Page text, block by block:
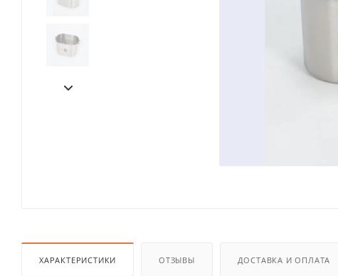
ХАРАКТЕРИСТИКИ ОТЗЫВЫ ДОСТАВКА И ОПЛАТА